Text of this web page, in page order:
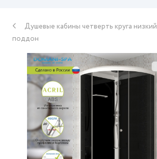
Душевые кабины четверть круга низкий
поддон